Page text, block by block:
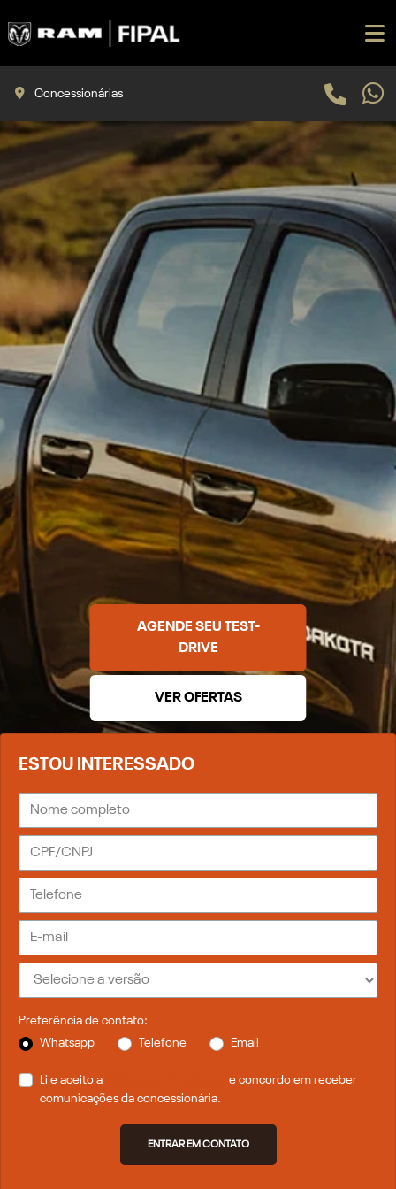
Concessionárias
ESTOU INTERESSADO
Preferência de contato:
Whatsapp
Telefone Email
Li e aceito a
e concordo em receber
comunicações da concessionária.
ENTRAR EM CONTATO
AGENDE SEU TEST-
DRIVE
VER OFERTAS